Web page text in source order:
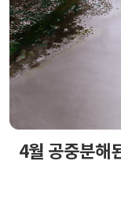
4월 공중분해